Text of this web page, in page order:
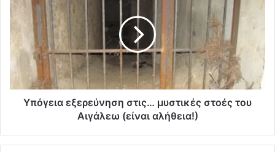
Υπόγεια εξερεύνηση στις… μυστικές στοές του
Αιγάλεω (είναι αλήθεια!)